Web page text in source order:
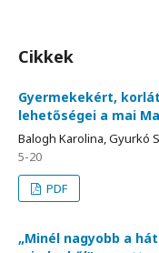
Cikkek
Gyermekekért,
lehetőségei a mai
Balogh Karolina, Gyurkó
5-20
PDF
„Minél nagyobb a